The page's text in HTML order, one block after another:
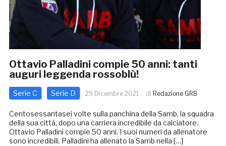
Ottavio Palladini compie 50 anni: tanti
auguri leggenda rossoblù!
Serie C Serie D 29 Dicembre 2021 di Redazione GRB
Centosessantasei volte sulla panchina della Samb, la squadra
della sua città, dopo una carriera incredibile da calciatore.
Ottavio Palladini compie 50 anni. I suoi numeri da allenatore
sono incredibili. Palladini ha allenato la Samb nella […]